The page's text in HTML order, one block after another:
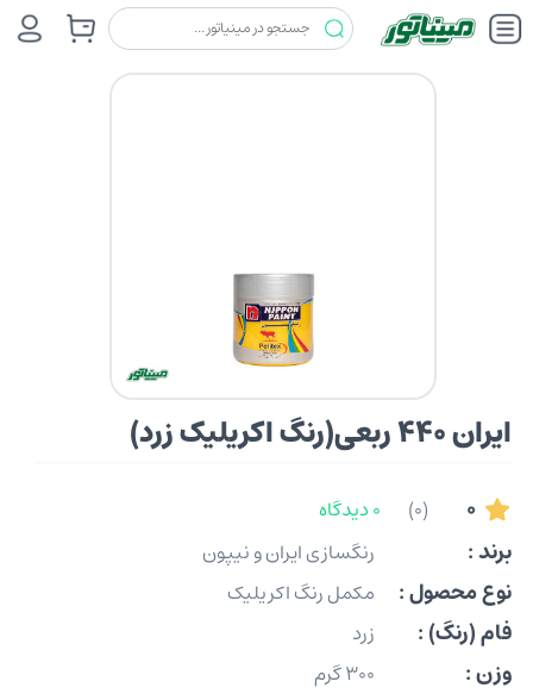
رنگ ها رنگسازی ایران و نیپون ایران 440 ربعی(رنگ اکریلیک زرد)
ایران 440 ربعی(رنگ اکریلیک زرد)
0
(0) 0 دیدگاه
برند : رنگسازی ایران و نیپون
نوع محصول : مکمل رنگ اکریلیک
فام (رنگ) : زرد
وزن : 300 گرم